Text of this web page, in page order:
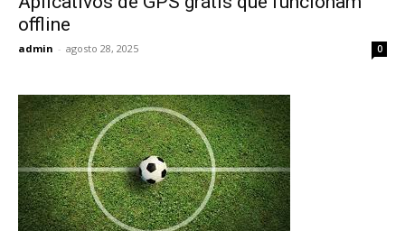
offline
admin - agosto 28, 2025 0